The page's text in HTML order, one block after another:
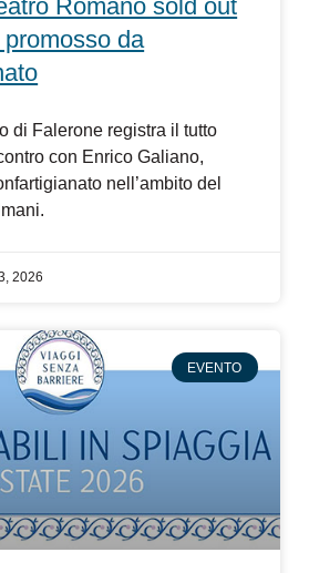
Romano sold out
promosso da
di Falerone registra il tutto
con Enrico Galiano,
nell’ambito del
2026
EVENTO